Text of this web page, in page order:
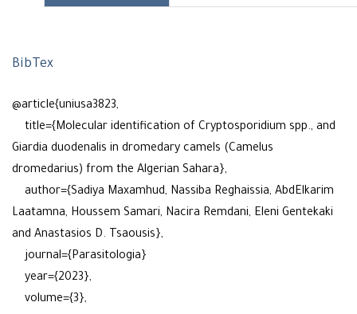
BibTex
@article{uniusa3823,
title={Molecular identification of Cryptosporidium spp., and
Giardia duodenalis in dromedary camels (Camelus
dromedarius) from the Algerian Sahara},
author={Sadiya Maxamhud, Nassiba Reghaissia, AbdElkarim
Laatamna, Houssem Samari, Nacira Remdani, Eleni Gentekaki
and Anastasios D. Tsaousis},
journal={Parasitologia}
year={2023},
volume={3},